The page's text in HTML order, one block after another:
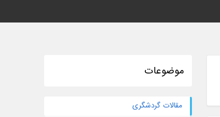
موضوعات
مقالات گردشگری